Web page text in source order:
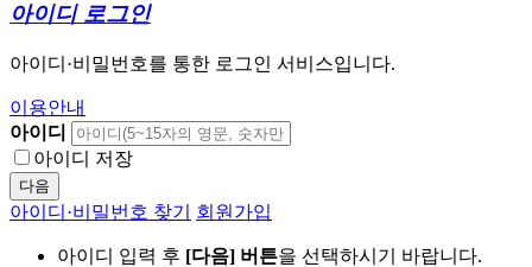
아이디 로그인
아이디·비밀번호를 통한 로그인 서비스입니다.
이용안내
아이디
아이디 저장
다음
아이디·비밀번호 찾기 회원가입
아이디 입력 후 [다음] 버튼을 선택하시기 바랍니다.